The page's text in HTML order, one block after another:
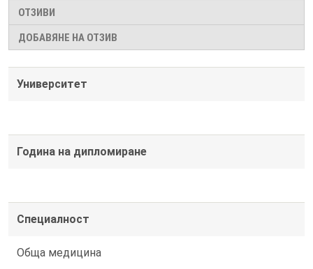
ОТЗИВИ
ДОБАВЯНЕ НА ОТЗИВ
Университет
Година на дипломиране
Специалност
Обща медицина